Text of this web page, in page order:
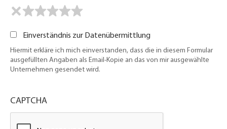
Einverständnis zur Datenübermittlung
Hiermit erkläre ich mich einverstanden, dass die in diesem Formular
ausgefüllten Angaben als Email-Kopie an das von mir ausgewählte
Unternehmen gesendet wird.
CAPTCHA